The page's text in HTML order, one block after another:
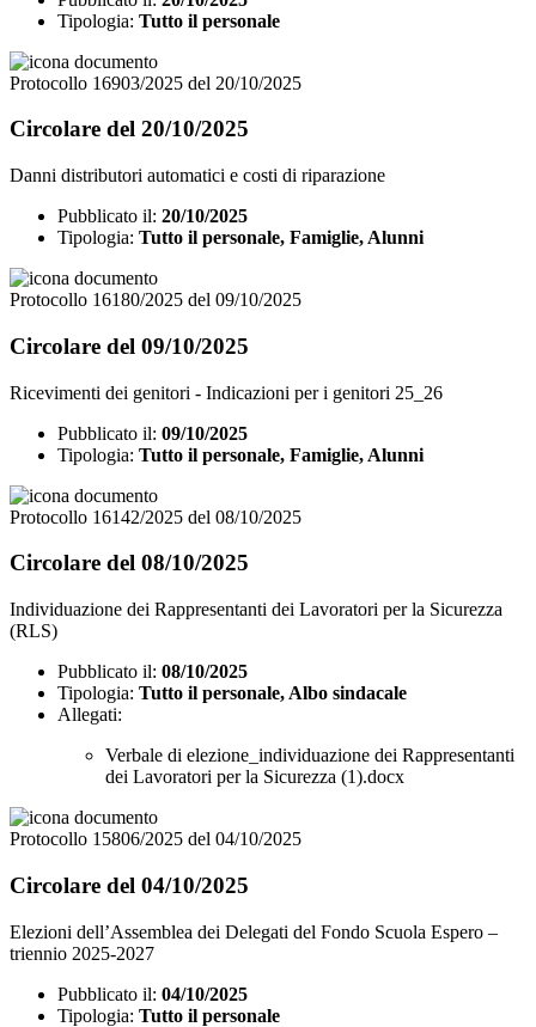
Tipologia: Tutto il personale
Protocollo 16903/2025 del 20/10/2025
Circolare del 20/10/2025
Danni distributori automatici e costi di riparazione
Pubblicato il: 20/10/2025
Tipologia: Tutto il personale, Famiglie, Alunni
Protocollo 16180/2025 del 09/10/2025
Circolare del 09/10/2025
Ricevimenti dei genitori - Indicazioni per i genitori 25_26
Pubblicato il: 09/10/2025
Tipologia: Tutto il personale, Famiglie, Alunni
Protocollo 16142/2025 del 08/10/2025
Circolare del 08/10/2025
Individuazione dei Rappresentanti dei Lavoratori per la Sicurezza
(RLS)
Pubblicato il: 08/10/2025
Tipologia: Tutto il personale, Albo sindacale
Allegati:
Verbale di elezione_individuazione dei Rappresentanti
dei Lavoratori per la Sicurezza (1).docx
Protocollo 15806/2025 del 04/10/2025
Circolare del 04/10/2025
Elezioni dell’Assemblea dei Delegati del Fondo Scuola Espero –
triennio 2025-2027
Pubblicato il: 04/10/2025
Tipologia: Tutto il personale